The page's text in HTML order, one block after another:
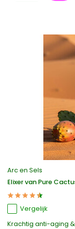
Arc en Sels
Elixer van Pure
Vergelijk
Krachtig anti-aging